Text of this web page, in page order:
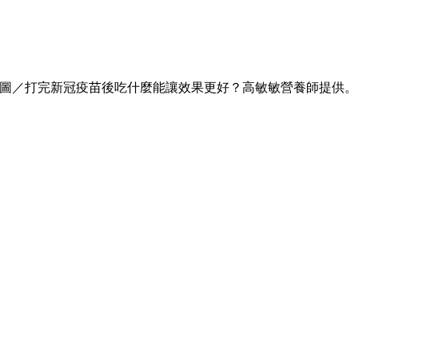
圖／打完新冠疫苗後吃什麼能讓效果更好？高敏敏營養師提供。